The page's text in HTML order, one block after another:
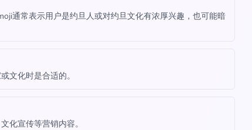
通常表示用户是约旦人或对约旦文化有浓厚兴趣，也可能暗
文化时是合适的。
化宣传等营销内容。